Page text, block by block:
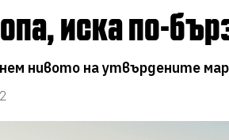
иска по-
нивото на утвърдените